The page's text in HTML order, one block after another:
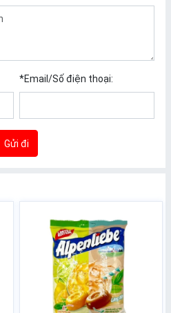
*Email/Số điện thoại:
Gửi đi